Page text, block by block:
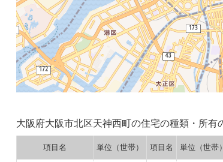
大阪府大阪市北区天神西町の住宅の種類・所有
項目名 単位（世帯） 項目名 単位（世帯）